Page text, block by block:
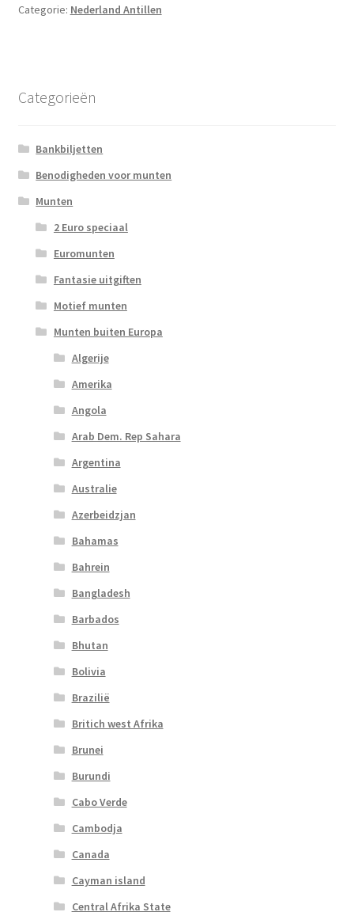
UNC
Categorie: Nederland Antillen
Categorieën
Bankbiljetten
Benodigheden voor munten
Munten
2 Euro speciaal
Euromunten
Fantasie uitgiften
Motief munten
Munten buiten Europa
Algerije
Amerika
Angola
Arab Dem. Rep Sahara
Argentina
Australie
Azerbeidzjan
Bahamas
Bahrein
Bangladesh
Barbados
Bhutan
Bolivia
Brazilië
Britich west Afrika
Brunei
Burundi
Cabo Verde
Cambodja
Canada
Cayman island
Central Afrika State